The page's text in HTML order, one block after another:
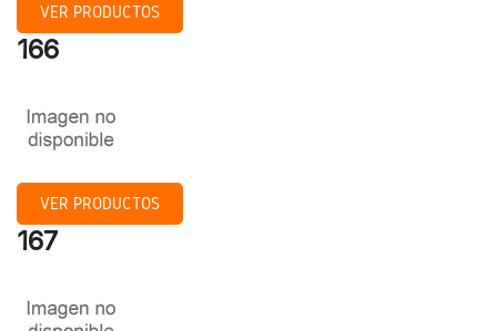
VER PRODUCTOS
166
VER PRODUCTOS
167